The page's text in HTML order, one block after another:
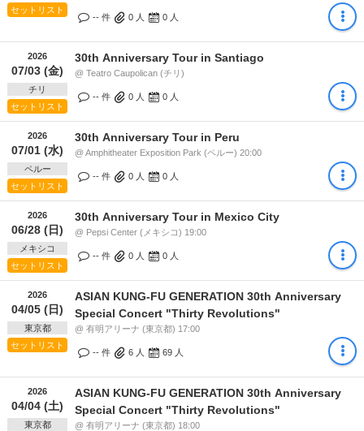
セットリスト
-- 件 0 人 0 人
2026
07/03 (金)
チリ
セットリスト
30th Anniversary Tour in Santiago
@ Teatro Caupolican (チリ)
-- 件 0 人 0 人
2026
07/01 (水)
ペルー
セットリスト
30th Anniversary Tour in Peru
@ Amphitheater Exposition Park (ペルー) 20:00
-- 件 0 人 0 人
2026
06/28 (日)
メキシコ
セットリスト
30th Anniversary Tour in Mexico City
@ Pepsi Center (メキシコ) 19:00
-- 件 0 人 0 人
2026
04/05 (日)
東京都
セットリスト
ASIAN KUNG-FU GENERATION 30th Anniversary
Special Concert "Thirty Revolutions"
@ 有明アリーナ (東京都) 17:00
-- 件 6 人 69 人
2026
04/04 (土)
東京都
ASIAN KUNG-FU GENERATION 30th Anniversary
Special Concert "Thirty Revolutions"
@ 有明アリーナ (東京都) 18:00